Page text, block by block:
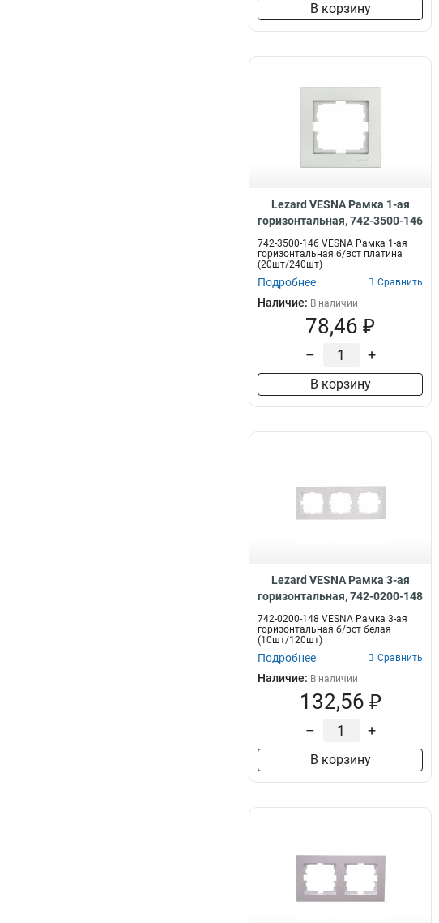
В корзину
Lezard VESNA Рамка 1-ая
горизонтальная, 742-3500-146
742-3500-146 VESNA Рамка 1-ая
горизонтальная б/вст платина
(20шт/240шт)
Подробнее Сравнить
Наличие: В наличии
78,46 ₽
– +
В корзину
Lezard VESNA Рамка 3-ая
горизонтальная, 742-0200-148
742-0200-148 VESNA Рамка 3-ая
горизонтальная б/вст белая
(10шт/120шт)
Подробнее Сравнить
Наличие: В наличии
132,56 ₽
– +
В корзину